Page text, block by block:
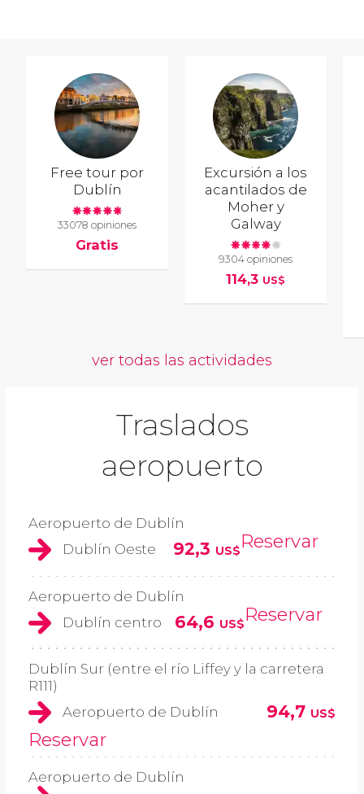
Free tour por
Dublín
33078 opiniones
Gratis
Excursión a los
acantilados de
Moher y
Galway
9304 opiniones
114,3 US$
ver todas las actividades
Traslados
aeropuerto
Aeropuerto de Dublín
Dublín Oeste
92,3 US$Reservar
Aeropuerto de Dublín
Dublín centro
64,6 US$Reservar
Dublín Sur (entre el río Liffey y la carretera
R111)
Aeropuerto de Dublín
94,7 US$
Reservar
Aeropuerto de Dublín